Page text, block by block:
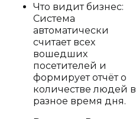
Что видит бизнес:
Система
автоматически
считает всех
вошедших
посетителей и
формирует отчёт о
количестве людей в
разное время дня.